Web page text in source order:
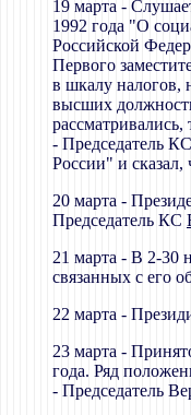
19 марта -
1992 года "О
Российской
Первого
в шкалу
высших
- Председатель КС
России" и
20 марта -
Председатель КС
21 марта - В 2-30
связанных с его
22 марта -
23 марта -
года. Ряд
- Председатель